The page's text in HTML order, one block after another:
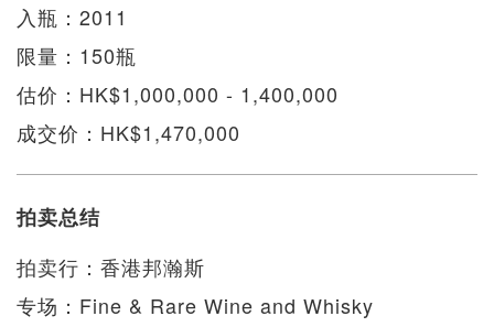
入瓶：2011
限量：150瓶
估价：HK$1,000,000 - 1,400,000
成交价：HK$1,470,000
拍卖总结
拍卖行：香港邦瀚斯
专场：Fine & Rare Wine and Whisky